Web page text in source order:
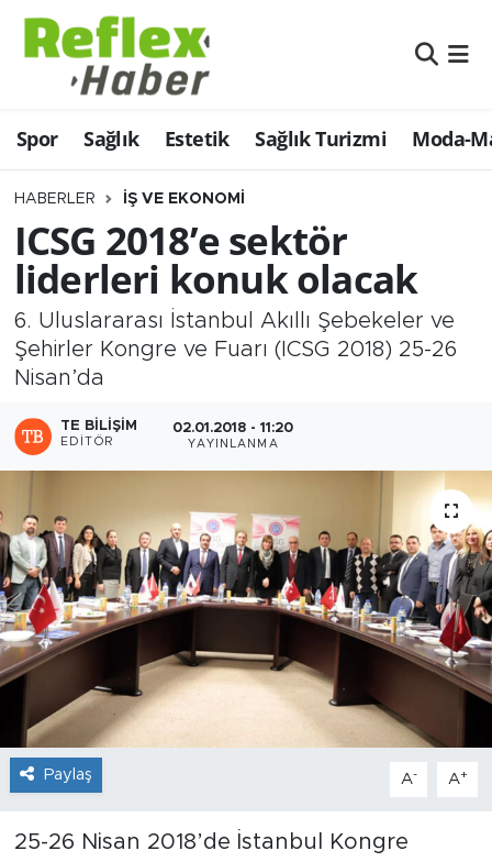
Spor Sağlık Estetik Sağlık Turizmi Moda-
HABERLER İŞ VE EKONOMI
ICSG 2018’e sektör
liderleri konuk olacak
6. Uluslararası İstanbul Akıllı Şebekeler ve
Şehirler Kongre ve Fuarı (ICSG 2018) 25-26
Nisan’da
TE BILIŞIM
EDITÖR
02.01.2018 - 11:20
YAYINLANMA
Paylaş A- A+
25-26 Nisan 2018’de İstanbul Kongre
Eğitim
Estetik
Firmalardan
Güncel
İş ve Ekonomi
Moda-Magazin-Eğlence
Sağlık
Sağlık Turizmi
Sanat
Spor
Teknoloji
Nöbetçi Eczaneler
Hava Durumu
Namaz Vakitleri
Trafik Durumu
Şampiyonlar Ligi Puan Durumu ve Fikstür
Tüm Manşetler
Son Dakika Haberleri
Haber Arşivi